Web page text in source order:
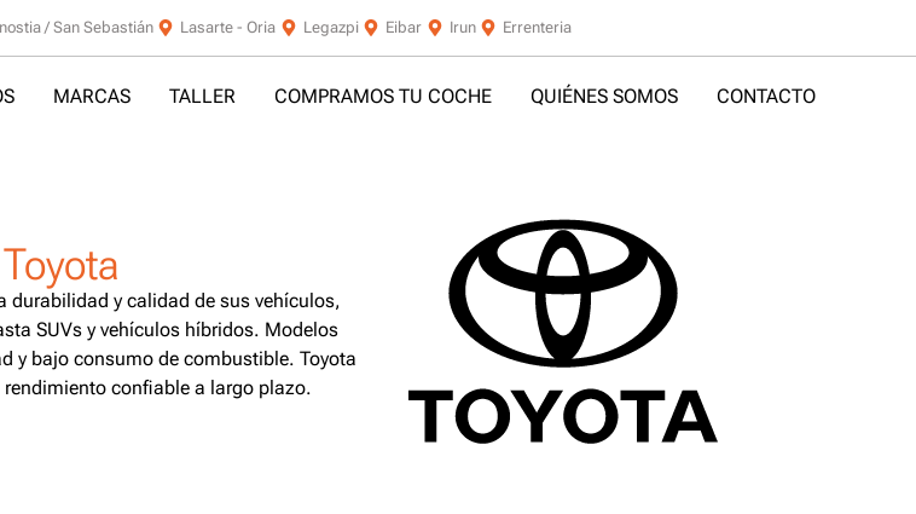
/ San Sebastián Lasarte - Oria Legazpi Eibar Irun Errenteria
MARCAS TALLER COMPRAMOS TU COCHE QUIÉNES SOMOS CONTACTO
y calidad de sus vehículos,
SUVs y vehículos híbridos. Modelos
y bajo consumo de combustible. Toyota
confiable a largo plazo.